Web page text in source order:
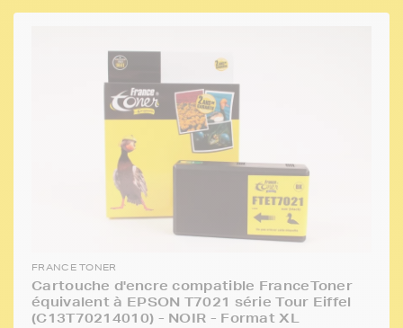
FRANCE TONER
Cartouche d'encre compatible FranceToner
équivalent à EPSON T7021 série Tour Eiffel
(C13T70214010) - NOIR - Format XL